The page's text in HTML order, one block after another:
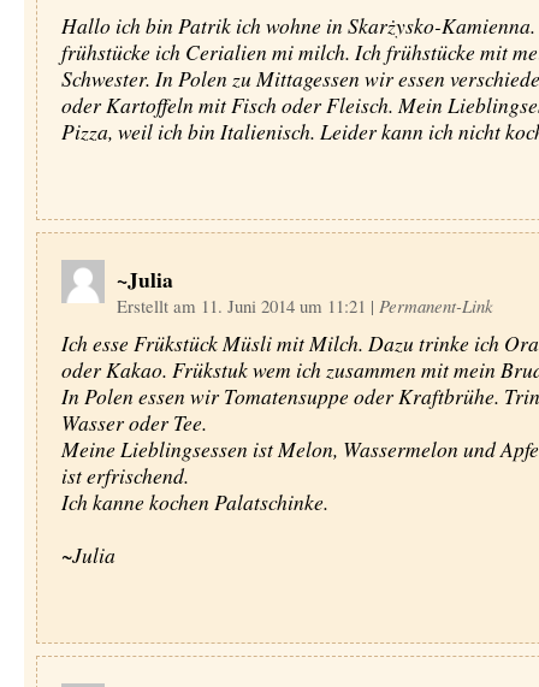
Hallo ich bin Patrik ich wohne in Skarżysko-
frühstücke ich Cerialien mi milch. Ich frühstücke mit
Schwester. In Polen zu Mittagessen wir essen
oder Kartoffeln mit Fisch oder Fleisch. Mein
Pizza, weil ich bin Italienisch. Leider kann ich nicht
~Julia
Erstellt am 11. Juni 2014 um 11:21 | Permanent-Link
Ich esse Frükstück Müsli mit Milch. Dazu trinke ich
oder Kakao. Frükstuk wem ich zusammen mit mein
In Polen essen wir Tomatensuppe oder Kraftbrühe.
Wasser oder Tee.
Meine Lieblingsessen ist Melon, Wassermelon und
ist erfrischend.
Ich kanne kochen Palatschinke.
~Julia